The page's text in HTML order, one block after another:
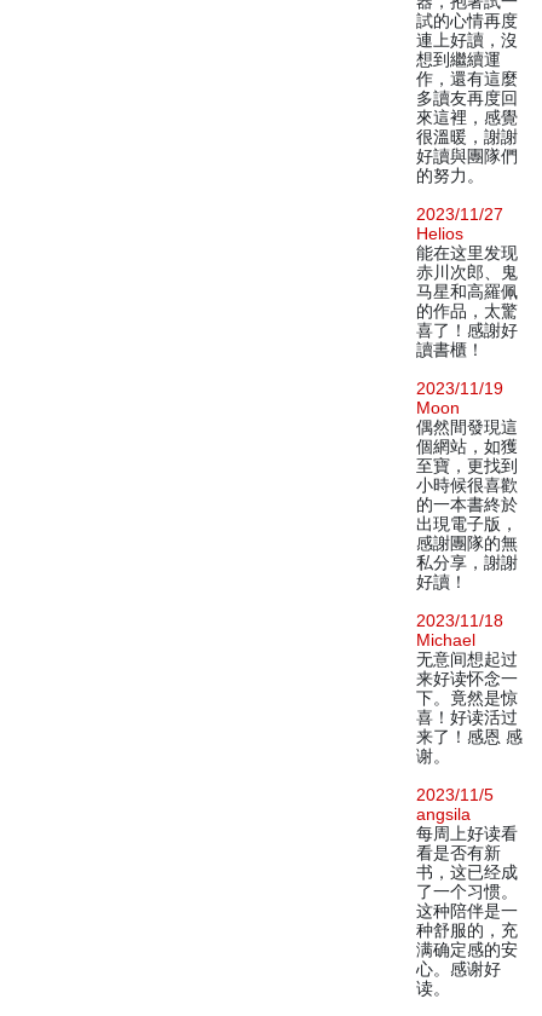
試的心情再度
連上好讀，沒
想到繼續運
作，還有這麼
多讀友再度回
來這裡，感覺
很溫暖，謝謝
好讀與團隊們
的努力。
2023/11/27
Helios
能在这里发现
赤川次郎、鬼
马星和高羅佩
的作品，太驚
喜了！感謝好
讀書櫃！
2023/11/19
Moon
偶然間發現這
個網站，如獲
至寶，更找到
小時候很喜歡
的一本書終於
出現電子版，
感謝團隊的無
私分享，謝謝
好讀！
2023/11/18
Michael
无意间想起过
来好读怀念一
下。竟然是惊
喜！好读活过
来了！感恩 感
谢。
2023/11/5
angsila
每周上好读看
看是否有新
书，这已经成
了一个习惯。
这种陪伴是一
种舒服的，充
满确定感的安
心。感谢好
读。